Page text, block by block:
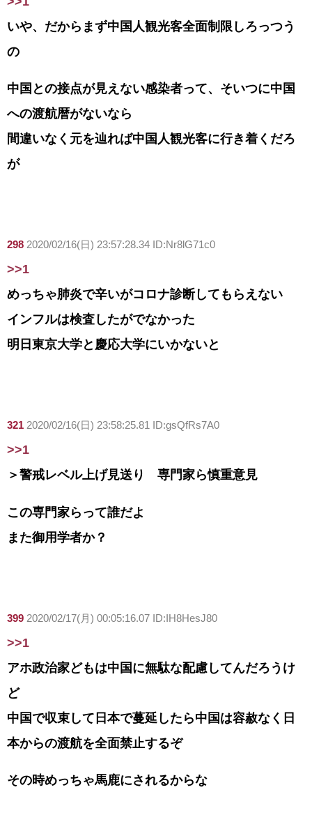
いや、だからまず中国人観光客全面制限しろっつう
の
中国との接点が見えない感染者って、そいつに中国
への渡航暦がないなら
間違いなく元を辿れば中国人観光客に行き着くだろ
が
298 2020/02/16(日) 23:57:28.34 ID:Nr8lG71c0
>>1
めっちゃ肺炎で辛いがコロナ診断してもらえない
インフルは検査したがでなかった
明日東京大学と慶応大学にいかないと
321 2020/02/16(日) 23:58:25.81 ID:gsQfRs7A0
>>1
＞警戒レベル上げ見送り 専門家ら慎重意見
この専門家らって誰だよ
また御用学者か？
399 2020/02/17(月) 00:05:16.07 ID:IH8HesJ80
>>1
アホ政治家どもは中国に無駄な配慮してんだろうけ
ど
中国で収束して日本で蔓延したら中国は容赦なく日
本からの渡航を全面禁止するぞ
その時めっちゃ馬鹿にされるからな